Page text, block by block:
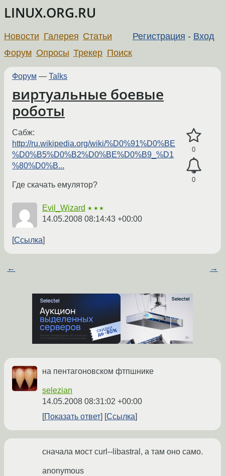
LINUX.ORG.RU
Регистрация - Вход
Новости Галерея Статьи
Форум Опросы Трекер Поиск
Форум — Talks
виртуальные боевые
роботы
0
0
Сабж:
http://ru.wikipedia.org/wiki/%D0%91%D0%BE
%D0%B5%D0%B2%D0%BE%D0%B9_%D1
%80%D0%B...
Где скачать емулятор?
Evil_Wizard ★★★
14.05.2008 08:14:43 +00:00
Ссылка
← →
на пентагоновском фтпшнике
selezian
14.05.2008 08:31:02 +00:00
Показать ответ
Ссылка
сначала мост curl--libastral, а там оно само.
anonymous